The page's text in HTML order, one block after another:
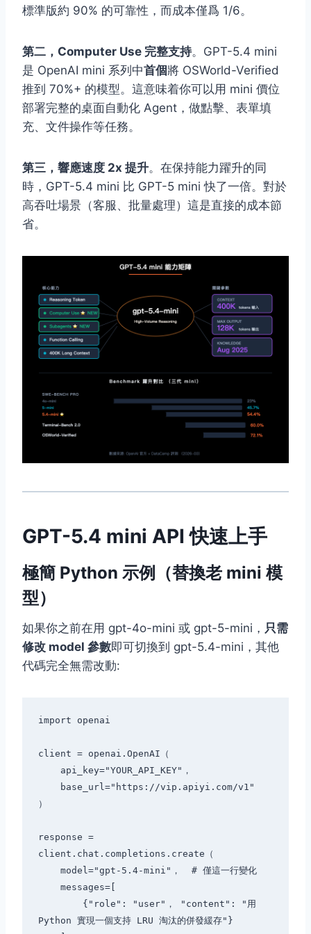
標準版約 90% 的可靠性，而成本僅爲 1/6。
第二，Computer Use 完整支持。GPT-5.4 mini
是 OpenAI mini 系列中首個將 OSWorld-Verified
推到 70%+ 的模型。這意味着你可以用 mini 價位
部署完整的桌面自動化 Agent，做點擊、表單填
充、文件操作等任務。
第三，響應速度 2x 提升。在保持能力躍升的同
時，GPT-5.4 mini 比 GPT-5 mini 快了一倍。對於
高吞吐場景（客服、批量處理）這是直接的成本節
省。
GPT-5.4 mini API 快速上手
極簡 Python 示例（替換老 mini 模
型）
如果你之前在用 gpt-4o-mini 或 gpt-5-mini， 只需
修改 model 參數即可切換到 gpt-5.4-mini，其他
代碼完全無需改動:
import openai
client = openai.OpenAI（
）
response =
client.chat.completions.create（
Python 實現一個支持 LRU 淘汰的併發緩存"}